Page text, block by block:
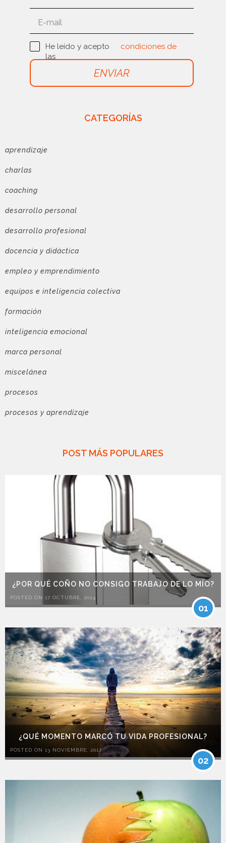
ENVIAR
He leído y acepto
las
condiciones de
uso
CATEGORÍAS
aprendizaje
charlas
coaching
desarrollo personal
desarrollo profesional
docencia y didáctica
empleo y emprendimiento
equipos e inteligencia colectiva
formación
inteligencia emocional
marca personal
miscelánea
procesos
procesos y aprendizaje
POST MÁS POPULARES
¿POR QUÉ COÑO NO CONSIGO TRABAJO DE LO MÍO?
POSTED ON 17 OCTUBRE, 2014
01
¿QUÉ MOMENTO MARCÓ TU VIDA PROFESIONAL?
POSTED ON 13 NOVIEMBRE, 2017
02